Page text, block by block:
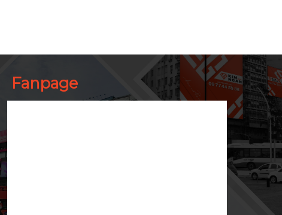
Fanpage